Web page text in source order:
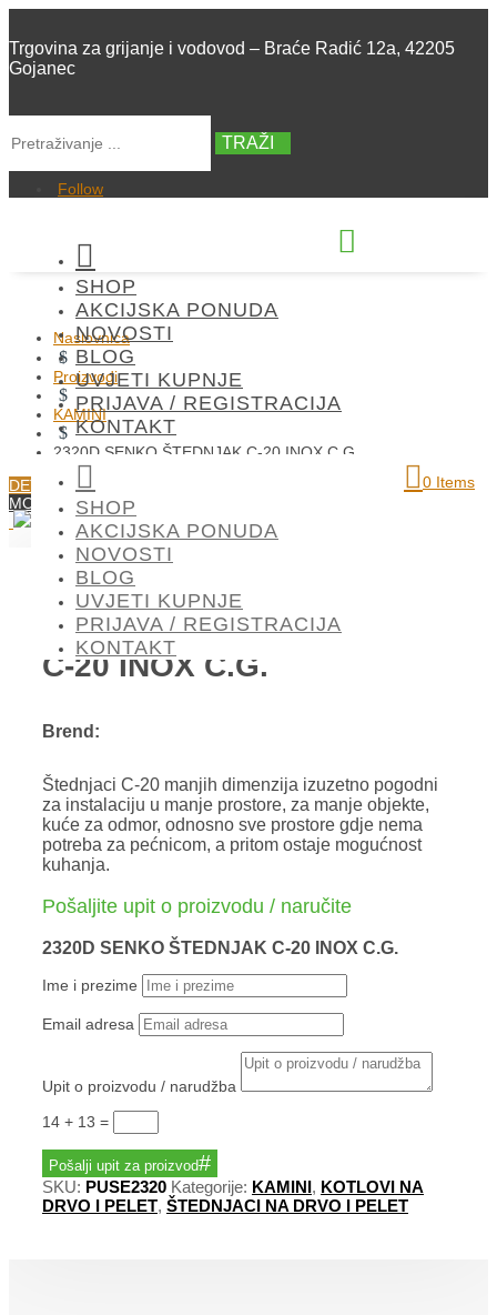
Trgovina za grijanje i vodovod – Braće Radić 12a, 42205
Gojanec
TRAŽI
Follow


SHOP
AKCIJSKA PONUDA
NOVOSTI
BLOG
UVJETI KUPNJE
PRIJAVA / REGISTRACIJA
KONTAKT
0 Items

SHOP
AKCIJSKA PONUDA
NOVOSTI
BLOG
UVJETI KUPNJE
PRIJAVA / REGISTRACIJA
KONTAKT
Naslovnica
$
Proizvodi
$
KAMINI
$
2320D SENKO ŠTEDNJAK C-20 INOX C.G.
DETALJI O PROIZVODU
MOGLO BI VAS ZANIMATI
2320D SENKO ŠTEDNJAK
C-20 INOX C.G.
Brend:
Štednjaci C-20 manjih dimenzija izuzetno pogodni
za instalaciju u manje prostore, za manje objekte,
kuće za odmor, odnosno sve prostore gdje nema
potreba za pećnicom, a pritom ostaje mogućnost
kuhanja.
Pošaljite upit o proizvodu / naručite
2320D SENKO ŠTEDNJAK C-20 INOX C.G.
Ime i prezime
Email adresa
Upit o proizvodu / narudžba
14 + 13 =
Pošalji upit za proizvod
SKU: PUSE2320 Kategorije: KAMINI, KOTLOVI NA
DRVO I PELET, ŠTEDNJACI NA DRVO I PELET